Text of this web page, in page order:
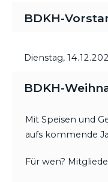
BDKH-
Dienstag,
BDKH-
Mit Speisen und
aufs kommende
Für wen?